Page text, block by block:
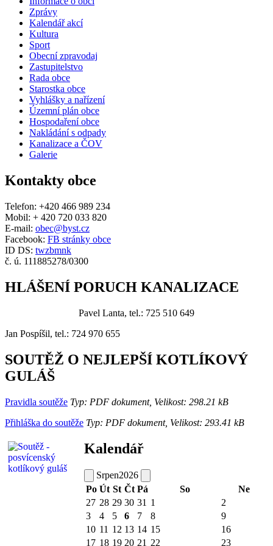
Zprávy
Kalendář akcí
Kultura
Sport
Obecní zpravodaj
Zastupitelstvo
Rada obce
Starostka obce
Vyhlášky a nařízení
Územní plán obce
Hospodaření obce
Nakládání s odpady
Kanalizace a ČOV
Galerie
Kontakty obce
Telefon: +420 466 989 234
Mobil: + 420 720 033 820
E-mail: obec@byst.cz
Facebook: FB stránky obce
ID DS: twzbmnk
č. ú. 111885278/0300
HLÁŠENÍ PORUCH KANALIZACE
Pavel Lanta, tel.: 725 510 649
Jan Pospíšil, tel.: 724 970 655
SOUTĚŽ O NEJLEPŠÍ KOTLÍKOVÝ
GULÁŠ
Pravidla soutěže Typ: PDF dokument, Velikost: 298.21 kB
Přihláška do soutěže Typ: PDF dokument, Velikost: 293.41 kB
Kalendář
Srpen2026
Po Út St Čt Pá So
Ne
27 28 29 30 31 1
2
3
4 5 6 7 8
9
10 11 12 13 14 15
16
17 18 19 20 21 22 23